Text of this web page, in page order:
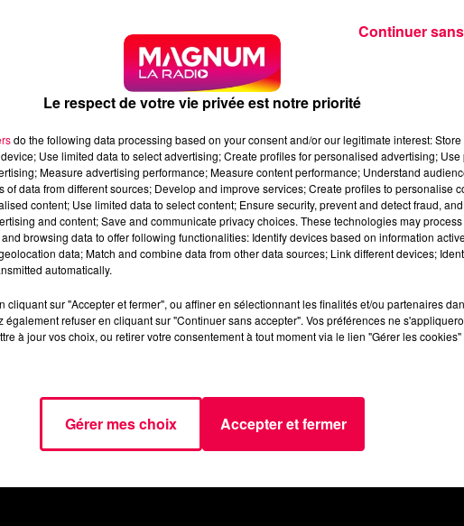
réserve !
Cancer Lion
Verseau Poissons
NOUS CONTACTER
Le respect de votre vie privée est notre priorité
do the following data processing based on your consent and/or our legitimate interest:
Use limited data to select advertising; Create profiles for personalised advertising; Use
Measure advertising performance; Measure content performance; Understand
of data from different sources; Develop and improve services; Create profiles to personalise
content; Use limited data to select content; Ensure security, prevent and detect fraud,
and content; Save and communicate privacy choices. These technologies may
browsing data to offer following functionalities: Identify devices based on information
data; Match and combine data from other data sources; Link different devices;
automatically.
cliquant sur "Accepter et fermer", ou affiner en sélectionnant les finalités et/ou partenaires
également refuser en cliquant sur "Continuer sans accepter". Vos préférences ne
à jour vos choix, ou retirer votre consentement à tout moment via le lien "Gérer les cookies"
Gérer mes choix Accepter et fermer
Continuer